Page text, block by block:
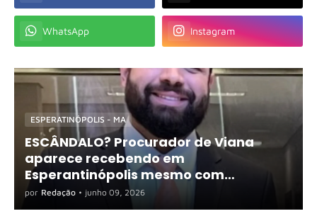
WhatsApp Instagram
ESPERATINÓPOLIS - MA
ESCÂNDALO? Procurador de Viana
aparece recebendo em
Esperantinópolis mesmo com
exigência de dedicação exclusiva
por Redação • junho 09, 2026